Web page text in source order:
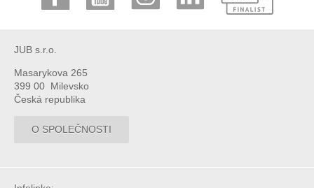
JUB s.r.o.
Masarykova 265
399 00 Milevsko
Česká republika
O SPOLEČNOSTI